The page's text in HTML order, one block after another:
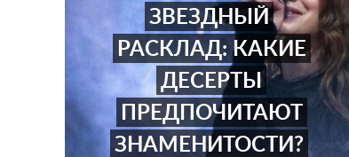
ЗВЕЗДНЫЙ
РАСКЛАД: КАКИЕ
ДЕСЕРТЫ
ПРЕДПОЧИТАЮТ
ЗНАМЕНИТОСТИ?